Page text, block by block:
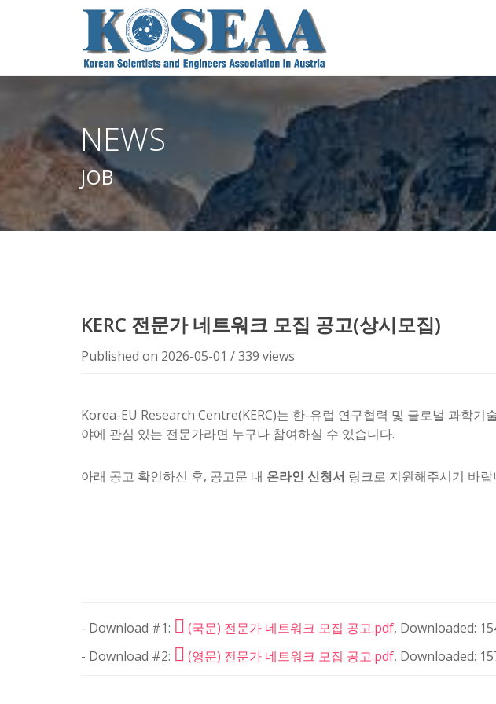
NEWS
JOB
KERC 전문가 네트워크 모집 공고(상시모집)
Published on 2026-05-01 /339 views
Korea-EU Research Centre(KERC)는 한-유럽 연구협력 및 글로벌 과학
야에 관심 있는 전문가라면 누구나 참여하실 수 있습니다.
아래 공고 확인하신 후, 공고문 내 온라인 신청서 링크로 지원해주시기 바랍
- Download #1: (국문) 전문가 네트워크 모집 공고.pdf, Downloaded:
- Download #2:
(영문) 전문가 네트워크 모집 공고.pdf, Downloaded: